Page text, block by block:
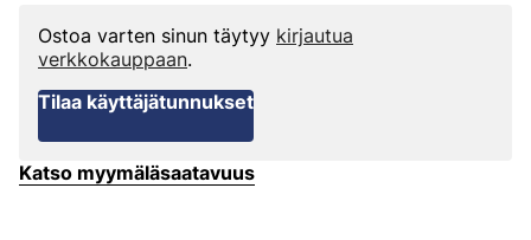
Ostoa varten sinun täytyy kirjautua
verkkokauppaan.
Tilaa käyttäjätunnukset
Katso myymäläsaatavuus